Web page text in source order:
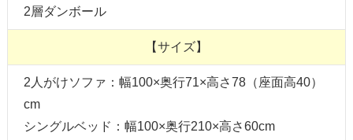
2層ダンボール
【サイズ】
2人がけソファ：幅100×奥行71×高さ78（座面高40）
cm
シングルベッド：幅100×奥行210×高さ60cm